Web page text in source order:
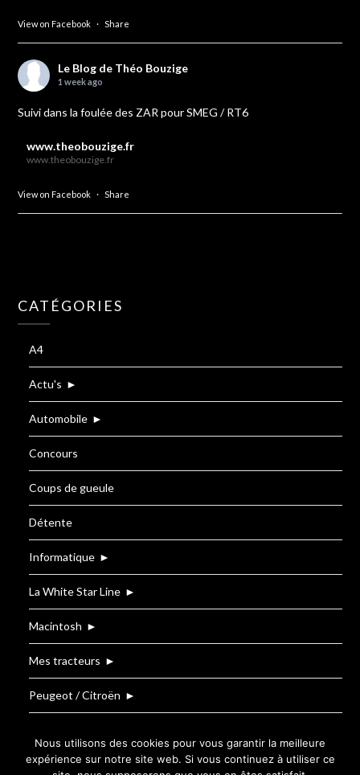
View on Facebook · Share
Le Blog de Théo Bouzige
1 week ago
Suivi dans la foulée des ZAR pour SMEG / RT6
www.theobouzige.fr
www.theobouzige.fr
View on Facebook · Share
CATÉGORIES
A4
Actu's ►
Automobile ►
Concours
Coups de gueule
Détente
Informatique ►
La White Star Line ►
Macintosh ►
Mes tracteurs ►
Peugeot / Citroën ►
Nous utilisons des cookies pour vous garantir la meilleure
expérience sur notre site web. Si vous continuez à utiliser ce